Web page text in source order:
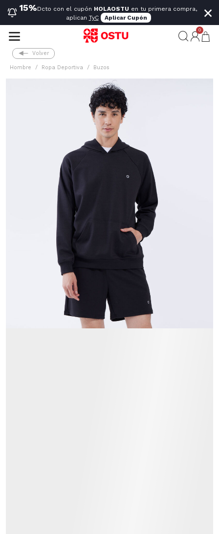
15%Dcto con el cupón HOLAOSTU en tu primera compra,
aplican TyC Aplicar Cupón ×
0
Volver
Hombre Ropa Deportiva Buzos